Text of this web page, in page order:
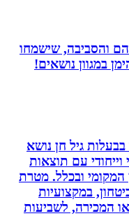
שישמחו
נושאים!
גיל חן נושא
עם תוצאות
ובכלל. מטרת
במקצועיות
לשביעות